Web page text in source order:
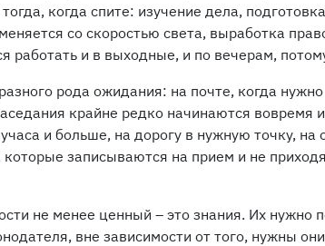
когда спите: изучение дела,
со скоростью света, выработка
работать и в выходные, и по вечерам,
рода ожидания: на почте, когда
крайне редко начинаются вовремя
и больше, на дорогу в нужную точку, на
записываются на прием и не
не менее ценный – это знания. Их нужно
вне зависимости от того, нужны